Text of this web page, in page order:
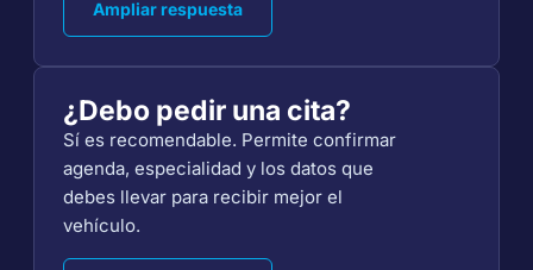
Ampliar respuesta
¿Debo pedir una cita?
Sí es recomendable. Permite confirmar
agenda, especialidad y los datos que
debes llevar para recibir mejor el
vehículo.